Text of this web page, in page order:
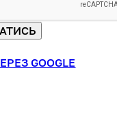
GOOGLE